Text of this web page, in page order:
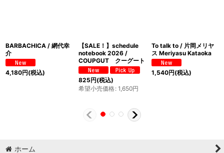
BARBACHICA / 網代幸
介
4,180円(税込)
【SALE！】schedule
notebook 2026 /
COUPGUT クーグート
825円(税込)
希望小売価格: 1,650円
To talk to / 片岡メリヤ
ス Meriyasu Kataoka
1,540円(税込)
ホーム